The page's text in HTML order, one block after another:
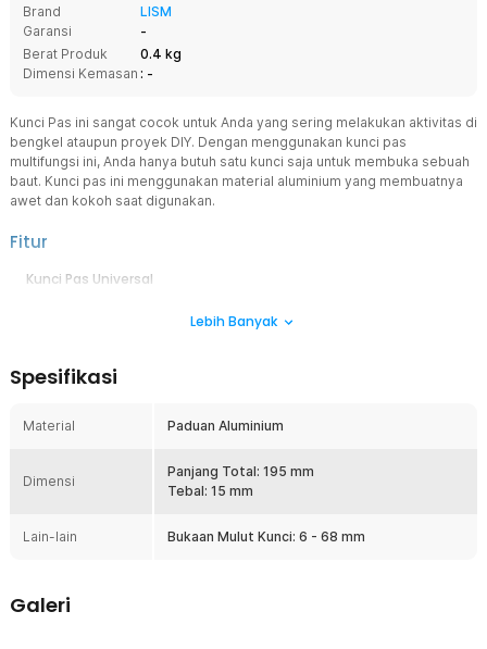
Brand
LISM
Garansi
-
Berat Produk
0.4 kg
Dimensi Kemasan : -
Kunci Pas ini sangat cocok untuk Anda yang sering melakukan aktivitas di
bengkel ataupun proyek DIY. Dengan menggunakan kunci pas
multifungsi ini, Anda hanya butuh satu kunci saja untuk membuka sebuah
baut. Kunci pas ini menggunakan material aluminium yang membuatnya
awet dan kokoh saat digunakan.
Fitur
Kunci Pas Universal
seperti memperbaiki ledeng, selang, ban mobil, kaki meja, dan lain-
Adjustable (Dapat diatur)
kunci tambahan. Mulut dari kunci pas ini cocok dengan baut ukuran
Mekanisme ulir
lama tidak mudah berkarat. Kunci ini juga tebal, jadi Anda tidak perlu
khawatir kunci akan patah saat digunakan.
Lebih Banyak
Spesifikasi
Material Paduan Aluminium
Dimensi
Panjang Total: 195 mm
Tebal: 15 mm
Lain-lain Bukaan Mulut Kunci: 6 - 68 mm
Galeri